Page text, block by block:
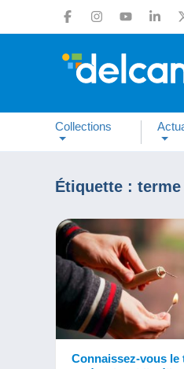
Collections
Étiquette :
Connaissez-vous le